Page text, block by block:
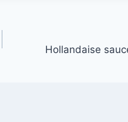
Hollandaise